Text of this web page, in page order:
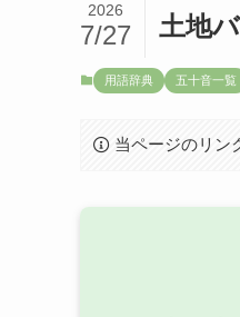
土地
2026
7/27
用語辞典 五十音一覧
当ページのリン